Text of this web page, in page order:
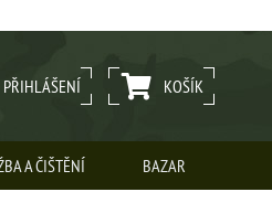
PŘIHLÁŠENÍ KOŠÍK
A ČIŠTĚNÍ BAZAR